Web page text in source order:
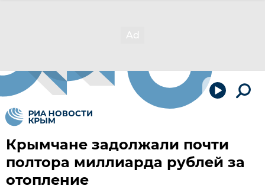
Крымчане задолжали почти
полтора миллиарда рублей за
отопление